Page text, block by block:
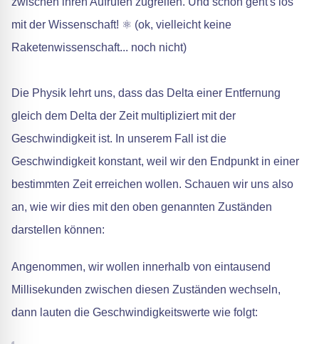
mit der Wissenschaft! ⚛️ (ok, vielleicht keine
Raketenwissenschaft... noch nicht)
Die Physik lehrt uns, dass das Delta einer Entfernung
gleich dem Delta der Zeit multipliziert mit der
Geschwindigkeit ist. In unserem Fall ist die
Geschwindigkeit konstant, weil wir den Endpunkt in einer
bestimmten Zeit erreichen wollen. Schauen wir uns also
an, wie wir dies mit den oben genannten Zuständen
darstellen können:
Angenommen, wir wollen innerhalb von eintausend
Millisekunden zwischen diesen Zuständen wechseln,
dann lauten die Geschwindigkeitswerte wie folgt: